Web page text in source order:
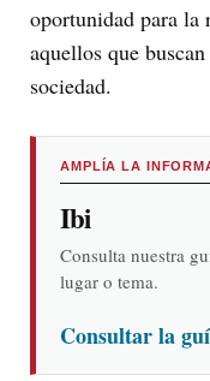
oportunidad para la
aquellos que
sociedad.
AMPLÍA LA
Ibi
Consulta nuestra
lugar o tema.
Consultar la